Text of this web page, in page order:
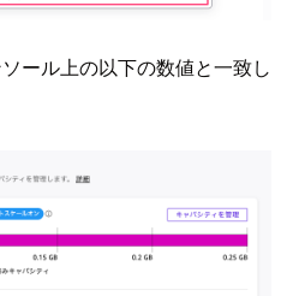
ール上の以下の数値と一致し